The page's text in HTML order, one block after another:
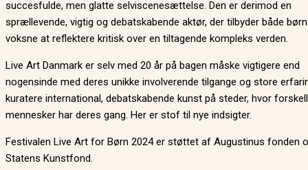
succesfulde, men glatte selviscenesættelse. Den er derimod en
sprællevende, vigtig og debatskabende aktør, der tilbyder både
voksne at reflektere kritisk over en tiltagende kompleks verden.
Live Art Danmark er selv med 20 år på bagen måske vigtigere end
nogensinde med deres unikke involverende tilgange og store
kuratere international, debatskabende kunst på steder, hvor
mennesker har deres gang. Her er stof til nye indsigter.
Festivalen Live Art for Børn 2024 er støttet af Augustinus fonden
Statens Kunstfond.